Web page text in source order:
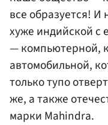
все образуется!
хуже индийской
— компьютерной,
автомобильной,
только тупо
же, а также
марки Mahindra.